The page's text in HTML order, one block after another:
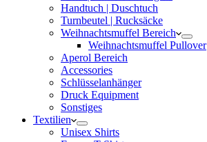
Handtuch | Duschtuch
Turnbeutel | Rucksäcke
Weihnachtsmuffel Bereich
Weihnachtsmuffel Pullover
Aperol Bereich
Accessories
Schlüsselanhänger
Druck Equipment
Sonstiges
Textilien
Unisex Shirts